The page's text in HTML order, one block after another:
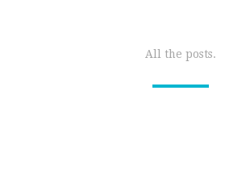
All the posts.